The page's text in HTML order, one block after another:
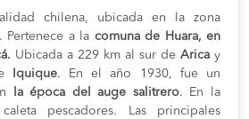
chilena, ubicada en la zona
Pertenece a la comuna de Huara, en
Ubicada a 229 km al sur de Arica y
Iquique. En el año 1930, fue un
la época del auge salitrero. En la
pescadores. Las principales